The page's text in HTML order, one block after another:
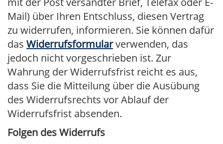
Mail) über Ihren Entschluss, diesen Vertrag
zu widerrufen, informieren. Sie können dafür
das Widerrufsformularverwenden, das
jedoch nicht vorgeschrieben ist. Zur
Wahrung der Widerrufsfrist reicht es aus,
dass Sie die Mitteilung über die Ausübung
des Widerrufsrechts vor Ablauf der
Widerrufsfrist absenden.
Folgen des Widerrufs